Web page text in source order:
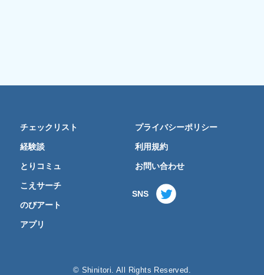
チェックリスト
経験談
とりコミュ
こえサーチ
のびアート
アプリ
プライバシーポリシー
利用規約
お問い合わせ
SNS
© Shinitori. All Rights Reserved.